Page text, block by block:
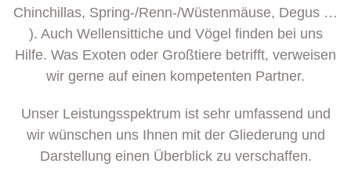
Chinchillas, Spring-/Renn-/Wüstenmäuse, Degus …
). Auch Wellensittiche und Vögel finden bei uns
Hilfe. Was Exoten oder Großtiere betrifft, verweisen
wir gerne auf einen kompetenten Partner.
Unser Leistungsspektrum ist sehr umfassend und
wir wünschen uns Ihnen mit der Gliederung und
Darstellung einen Überblick zu verschaffen.